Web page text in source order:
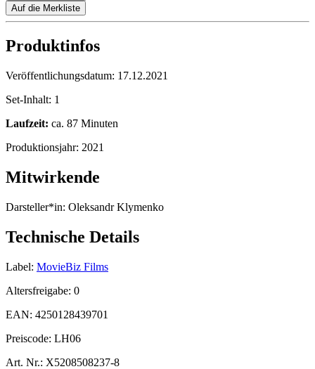
Auf die Merkliste
Produktinfos
Veröffentlichungsdatum: 17.12.2021
Set-Inhalt: 1
Laufzeit: ca. 87 Minuten
Produktionsjahr: 2021
Mitwirkende
Darsteller*in: Oleksandr Klymenko
Technische Details
Label: MovieBiz Films
Altersfreigabe: 0
EAN: 4250128439701
Preiscode: LH06
Art. Nr.: X5208508237-8